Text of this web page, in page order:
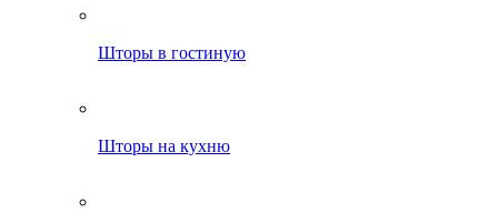
Шторы в гостиную
Шторы на кухню